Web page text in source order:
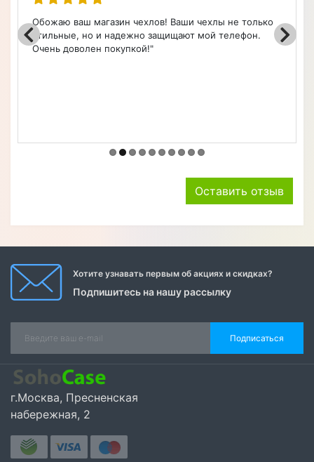
Заказ 7264 от 27.01.2024. Модель 3007023 Croco Paw.
Заказывал чехол-книжку для смартфона Apple.
Получил в апреле, но эта задержка была по моей
Оставить отзыв
Хотите узнавать первым об акциях и скидках?
Подпишитесь на нашу рассылку
Подписаться
г.Москва, Пресненская
набережная, 2